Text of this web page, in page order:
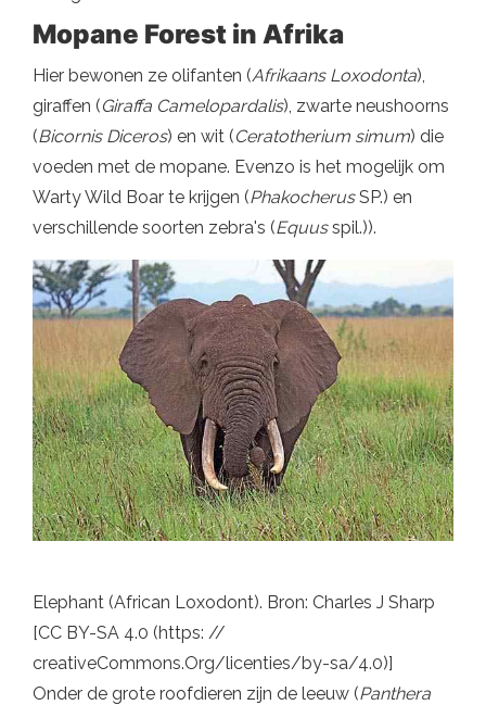
Mopane Forest in Afrika
Hier bewonen ze olifanten (Afrikaans Loxodonta),
giraffen (Giraffa Camelopardalis), zwarte neushoorns
(Bicornis Diceros) en wit (Ceratotherium simum) die
voeden met de mopane. Evenzo is het mogelijk om
Warty Wild Boar te krijgen (PhakocherusSP.) en
verschillende soorten zebra's (Equusspil.)).
Elephant (African Loxodont). Bron: Charles J Sharp
[CC BY-SA 4.0 (https: //
creativeCommons.Org/licenties/by-sa/4.0)]
Onder de grote roofdieren zijn de leeuw (Panthera